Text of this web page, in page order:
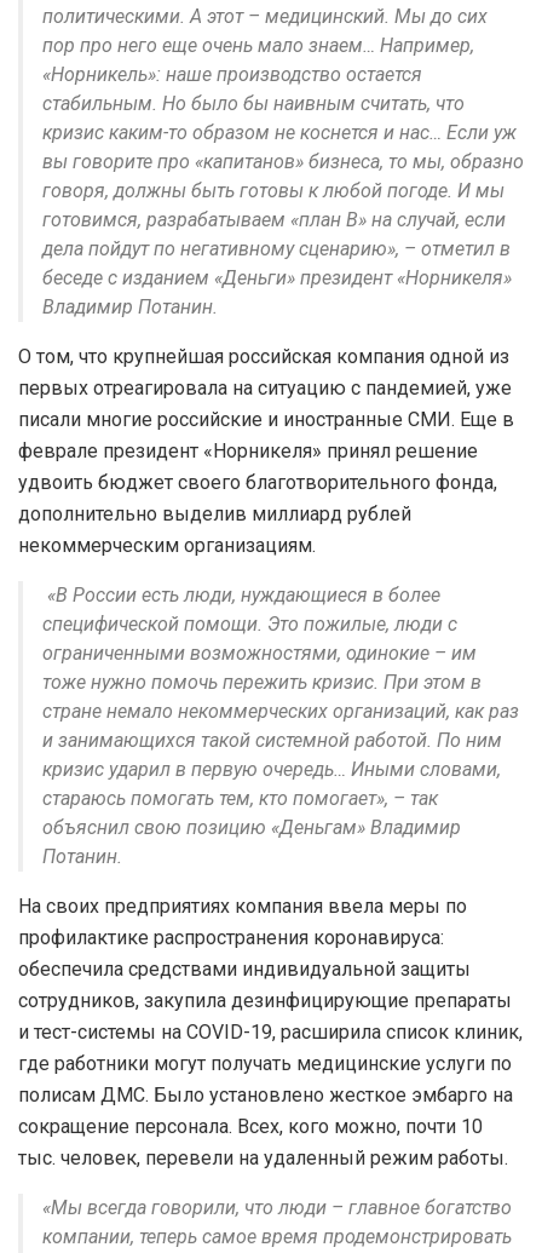
политическими. А этот – медицинский. Мы до сих
пор про него еще очень мало знаем… Например,
«Норникель»: наше производство остается
стабильным. Но было бы наивным считать, что
кризис каким-то образом не коснется и нас… Если уж
вы говорите про «капитанов» бизнеса, то мы, образно
говоря, должны быть готовы к любой погоде. И мы
готовимся, разрабатываем «план В» на случай, если
дела пойдут по негативному сценарию», – отметил в
беседе с изданием «Деньги» президент «Норникеля»
Владимир Потанин.
О том, что крупнейшая российская компания одной из
первых отреагировала на ситуацию с пандемией, уже
писали многие российские и иностранные СМИ. Еще в
феврале президент «Норникеля» принял решение
удвоить бюджет своего благотворительного фонда,
дополнительно выделив миллиард рублей
некоммерческим организациям.
«В России есть люди, нуждающиеся в более
специфической помощи. Это пожилые, люди с
ограниченными возможностями, одинокие – им
тоже нужно помочь пережить кризис. При этом в
стране немало некоммерческих организаций, как раз
и занимающихся такой системной работой. По ним
кризис ударил в первую очередь… Иными словами,
стараюсь помогать тем, кто помогает», – так
объяснил свою позицию «Деньгам» Владимир
Потанин.
На своих предприятиях компания ввела меры по
профилактике распространения коронавируса:
обеспечила средствами индивидуальной защиты
сотрудников, закупила дезинфицирующие препараты
и тест-системы на COVID-19, расширила список клиник,
где работники могут получать медицинские услуги по
полисам ДМС. Было установлено жесткое эмбарго на
сокращение персонала. Всех, кого можно, почти 10
тыс. человек, перевели на удаленный режим работы.
«Мы всегда говорили, что люди – главное богатство
компании, теперь самое время продемонстрировать